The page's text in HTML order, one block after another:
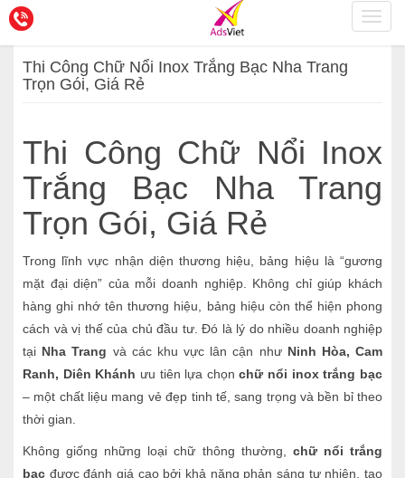
Thi Công Chữ Nổi Inox Trắng Bạc Nha Trang
Trọn Gói, Giá Rẻ
Thi Công Chữ Nổi Inox
Trắng Bạc Nha Trang
Trọn Gói, Giá Rẻ
Trong lĩnh vực nhận diện thương hiệu, bảng hiệu là “gương
mặt đại diện” của mỗi doanh nghiệp. Không chỉ giúp khách
hàng ghi nhớ tên thương hiệu, bảng hiệu còn thể hiện phong
cách và vị thế của chủ đầu tư. Đó là lý do nhiều doanh nghiệp
tại Nha Trang và các khu vực lân cận như Ninh Hòa, Cam
Ranh, Diên Khánh ưu tiên lựa chọnchữ nổi inox trắng bạc
– một chất liệu mang vẻ đẹp tinh tế, sang trọng và bền bỉ theo
thời gian.
Không giống những loại chữ thông thường, chữ nổi trắng
bạc được đánh giá cao bởi khả năng phản sáng tự nhiên, tạo